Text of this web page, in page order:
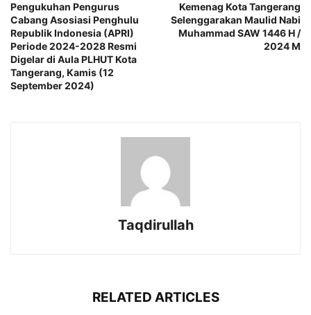
Pengukuhan Pengurus
Cabang Asosiasi Penghulu
Republik Indonesia (APRI)
Periode 2024-2028 Resmi
Digelar di Aula PLHUT Kota
Tangerang, Kamis (12
September 2024)
Kemenag Kota Tangerang
Selenggarakan Maulid Nabi
Muhammad SAW 1446 H /
2024 M
Taqdirullah
RELATED ARTICLES